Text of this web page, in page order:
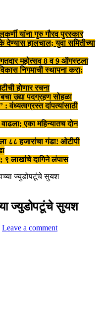
यांना गुरु गौरव पुरस्कार
देण्यास हालचाल; युवा समितीच्या
महोत्सव 8 व 9 ऑगस्टला
निगमाची स्थापना करा;
होणार रचना
उद्या पदग्रहण सोहळा
वंध्यत्वग्रस्त दांपत्यांसाठी
एका महिन्यातच दोन
८८ हजारांचा गंडा! ओटीपी
९ लाखांचे दागिने लंपास
ज्युडोपटूंचे सुयश
ज्युडोपटूंचे सुयश
Leave a comment